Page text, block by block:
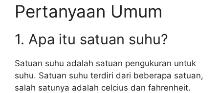
Pertanyaan Umum
1. Apa itu satuan suhu?
Satuan suhu adalah satuan pengukuran untuk
suhu. Satuan suhu terdiri dari beberapa satuan,
salah satunya adalah celcius dan fahrenheit.